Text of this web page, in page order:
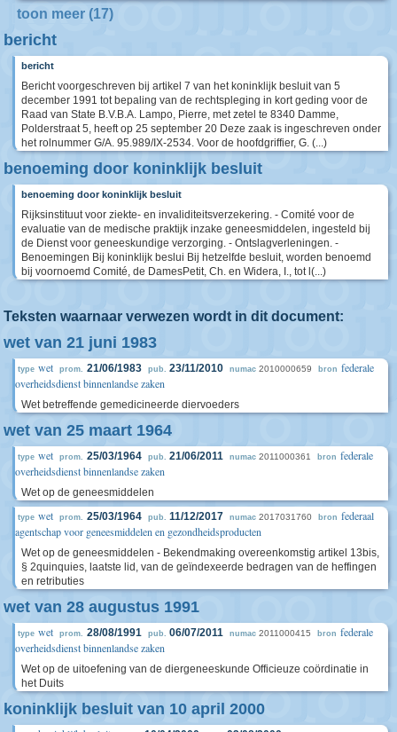
toon meer (17)
bericht
bericht
Bericht voorgeschreven bij artikel 7 van het koninklijk besluit van 5
december 1991 tot bepaling van de rechtspleging in kort geding voor de
Raad van State B.V.B.A. Lampo, Pierre, met zetel te 8340 Damme,
Polderstraat 5, heeft op 25 september 20 Deze zaak is ingeschreven onder
het rolnummer G/A. 95.989/IX-2534. Voor de hoofdgriffier, G. (...)
benoeming door koninklijk besluit
benoeming door koninklijk besluit
Rijksinstituut voor ziekte- en invaliditeitsverzekering. - Comité voor de
evaluatie van de medische praktijk inzake geneesmiddelen, ingesteld bij
de Dienst voor geneeskundige verzorging. - Ontslagverleningen. -
Benoemingen Bij koninklijk beslui Bij hetzelfde besluit, worden benoemd
bij voornoemd Comité, de DamesPetit, Ch. en Widera, I., tot l(...)
Teksten waarnaar verwezen wordt in dit document:
wet van 21 juni 1983
type wet prom. 21/06/1983 pub. 23/11/2010 numac 2010000659 bron federale
overheidsdienst binnenlandse zaken
Wet betreffende gemedicineerde diervoeders
wet van 25 maart 1964
type wet prom. 25/03/1964 pub. 21/06/2011 numac 2011000361 bron federale
overheidsdienst binnenlandse zaken
Wet op de geneesmiddelen
type wet prom. 25/03/1964 pub. 11/12/2017 numac 2017031760 bron federaal
agentschap voor geneesmiddelen en gezondheidsproducten
Wet op de geneesmiddelen - Bekendmaking overeenkomstig artikel 13bis,
§ 2quinquies, laatste lid, van de geïndexeerde bedragen van de heffingen
en retributies
wet van 28 augustus 1991
type wet prom. 28/08/1991 pub. 06/07/2011 numac 2011000415 bron federale
overheidsdienst binnenlandse zaken
Wet op de uitoefening van de diergeneeskunde Officieuze coördinatie in
het Duits
koninklijk besluit van 10 april 2000